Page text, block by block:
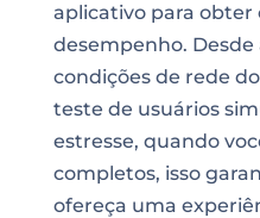
aplicativo para obter
desempenho. Desde
condições de rede
teste de usuários
estresse, quando
completos, isso
ofereça uma